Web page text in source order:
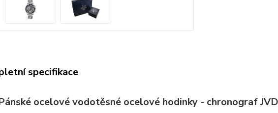
specifikace
ocelové vodotěsné ocelové hodinky - chronograf